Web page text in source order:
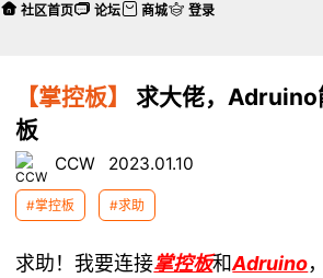
【掌控板】
求大佬，Adruino
板
CCW 2023.01.10
#掌控板 #求助
求助！我要连接掌控板和Adruino
社区首页 论坛 商城 登录